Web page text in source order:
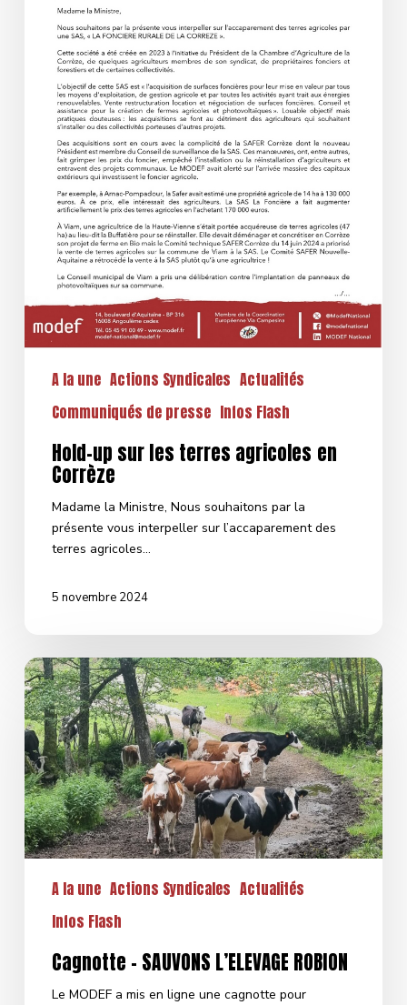
A la une Actions Syndicales Actualités
Communiqués de presse Infos Flash
Hold-up sur les terres agricoles en
Corrèze
Madame la Ministre, Nous souhaitons par la
présente vous interpeller sur l’accaparement des
terres agricoles…
5 novembre 2024
Cagnotte
–
SAUVONS
L’ELEVAGE
ROBION
A la une Actions Syndicales Actualités
Infos Flash
Cagnotte – SAUVONS L’ELEVAGE ROBION
Le MODEF a mis en ligne une cagnotte pour